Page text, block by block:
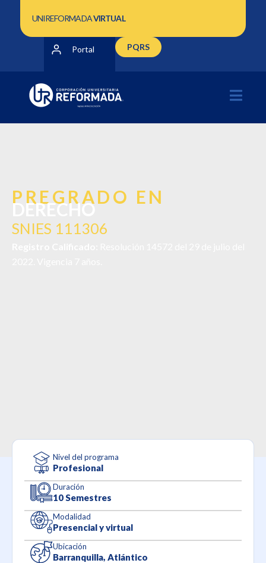
UNIREFORMADAVIRTUAL
Portal PQRS
PREGRADO EN
DERECHO
SNIES 111306
Nivel del programa
Profesional
Duración
10 Semestres
Modalidad
Presencial y virtual
Ubicación
Barranquilla, Atlántico